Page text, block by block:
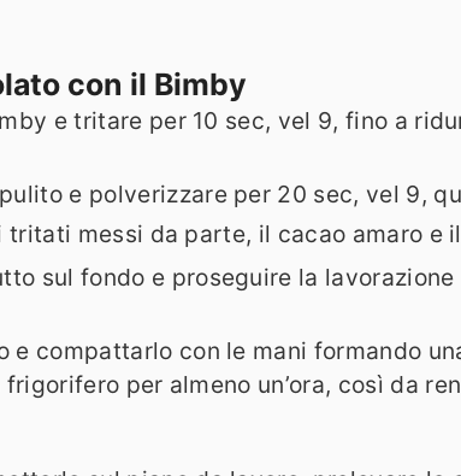
con il Bimby
e tritare per 10 sec, vel 9, fino a
e polverizzare per 20 sec, vel 9,
messi da parte, il cacao amaro e
sul fondo e proseguire la
compattarlo con le mani formando
per almeno un’ora, così da